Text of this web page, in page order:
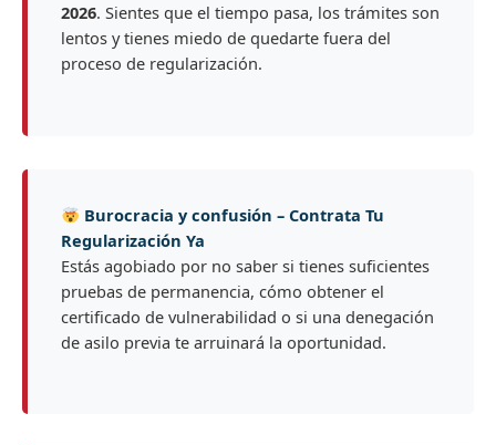
2026. Sientes que el tiempo pasa, los trámites son
lentos y tienes miedo de quedarte fuera del
proceso de regularización.
Burocracia y confusión – Contrata Tu
Regularización Ya
Estás agobiado por no saber si tienes suficientes
pruebas de permanencia, cómo obtener el
certificado de vulnerabilidad o si una denegación
de asilo previa te arruinará la oportunidad.